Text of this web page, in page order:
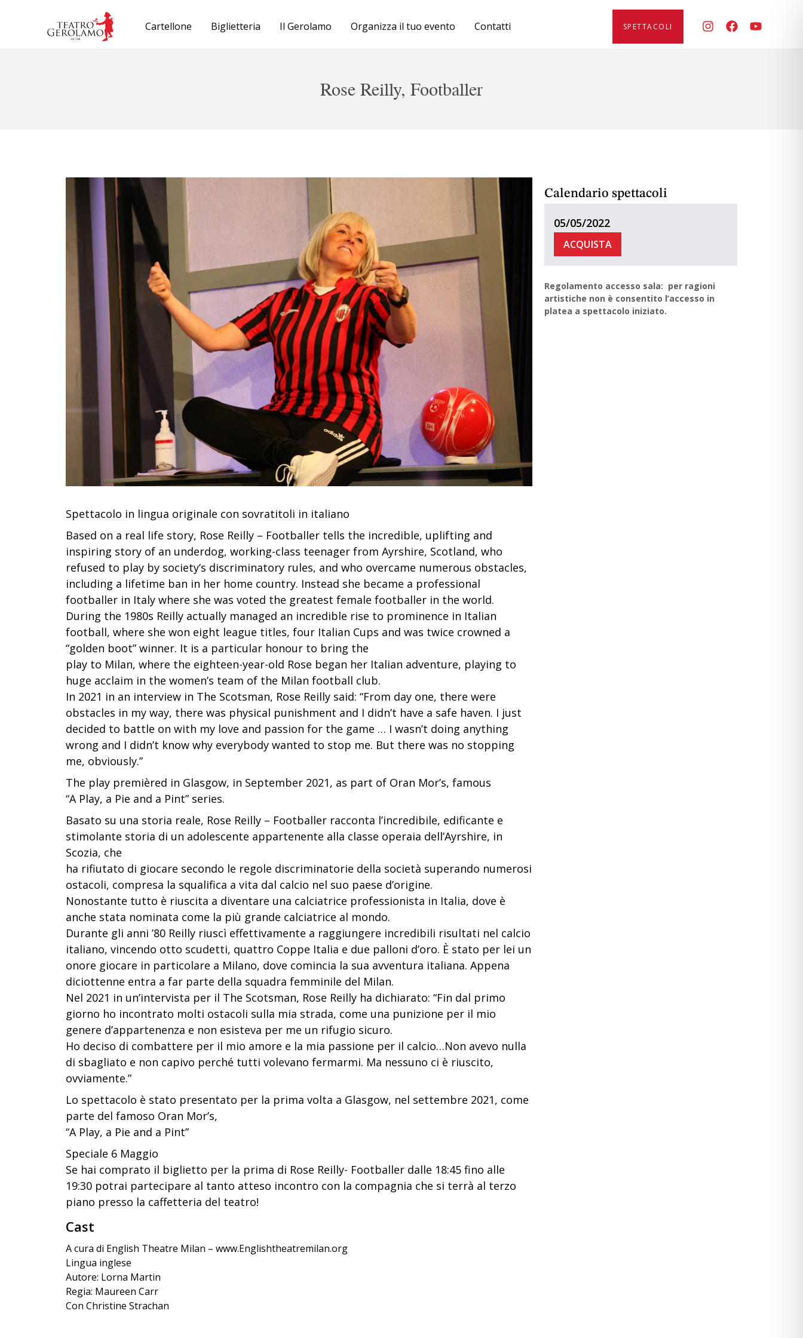
Cartellone Biglietteria Il Gerolamo Organizza il tuo evento Contatti SPETTACOLI
Rose Reilly, Footballer
Organizza il tuo evento
Spettacolo in lingua originale con sovratitoli in italiano
Based on a real life story, Rose Reilly – Footballer tells the incredible, uplifting and
inspiring story of an underdog, working-class teenager from Ayrshire, Scotland, who
refused to play by society’s discriminatory rules, and who overcame numerous obstacles,
including a lifetime ban in her home country. Instead she became a professional
footballer in Italy where she was voted the greatest female footballer in the world.
During the 1980s Reilly actually managed an incredible rise to prominence in Italian
football, where she won eight league titles, four Italian Cups and was twice crowned a
“golden boot” winner. It is a particular honour to bring the
play to Milan, where the eighteen-year-old Rose began her Italian adventure, playing to
huge acclaim in the women’s team of the Milan football club.
In 2021 in an interview in The Scotsman, Rose Reilly said: “From day one, there were
obstacles in my way, there was physical punishment and I didn’t have a safe haven. I just
decided to battle on with my love and passion for the game … I wasn’t doing anything
wrong and I didn’t know why everybody wanted to stop me. But there was no stopping
me, obviously.”
The play premièred in Glasgow, in September 2021, as part of Oran Mor’s, famous
“A Play, a Pie and a Pint” series.
Basato su una storia reale, Rose Reilly – Footballer racconta l’incredibile, edificante e
stimolante storia di un adolescente appartenente alla classe operaia dell’Ayrshire, in
Scozia, che
ha rifiutato di giocare secondo le regole discriminatorie della società superando numerosi
ostacoli, compresa la squalifica a vita dal calcio nel suo paese d’origine.
Nonostante tutto è riuscita a diventare una calciatrice professionista in Italia, dove è
anche stata nominata come la più grande calciatrice al mondo.
Durante gli anni ’80 Reilly riuscì effettivamente a raggiungere incredibili risultati nel calcio
italiano, vincendo otto scudetti, quattro Coppe Italia e due palloni d’oro. È stato per lei un
onore giocare in particolare a Milano, dove comincia la sua avventura italiana. Appena
diciottenne entra a far parte della squadra femminile del Milan.
Nel 2021 in un’intervista per il The Scotsman, Rose Reilly ha dichiarato: “Fin dal primo
giorno ho incontrato molti ostacoli sulla mia strada, come una punizione per il mio
genere d’appartenenza e non esisteva per me un rifugio sicuro.
Ho deciso di combattere per il mio amore e la mia passione per il calcio…Non avevo nulla
di sbagliato e non capivo perché tutti volevano fermarmi. Ma nessuno ci è riuscito,
ovviamente.”
Lo spettacolo è stato presentato per la prima volta a Glasgow, nel settembre 2021, come
parte del famoso Oran Mor’s,
“A Play, a Pie and a Pint”
Speciale 6 Maggio
Se hai comprato il biglietto per la prima di Rose Reilly- Footballer dalle 18:45 fino alle
19:30 potrai partecipare al tanto atteso incontro con la compagnia che si terrà al terzo
piano presso la caffetteria del teatro!
Cast
A cura di English Theatre Milan – www.Englishtheatremilan.org
Lingua inglese
Autore: Lorna Martin
Regia: Maureen Carr
Con Christine Strachan
Calendario spettacoli
05/05/2022
ACQUISTA
Regolamento accesso sala: per ragioni
artistiche non è consentito l’accesso in
platea a spettacolo iniziato.